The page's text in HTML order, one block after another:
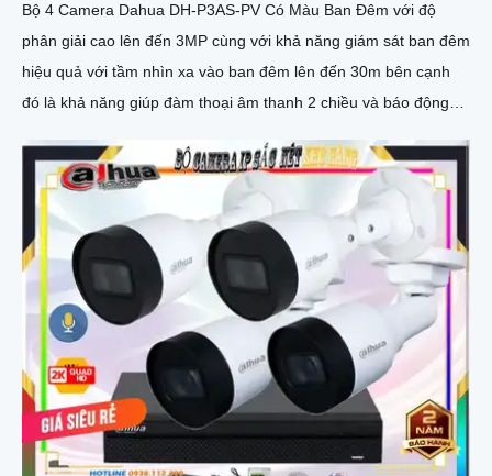
Bộ 4 Camera Dahua DH-P3AS-PV Có Màu Ban Đêm với độ
phân giải cao lên đến 3MP cùng với khả năng giám sát ban đêm
hiệu quả với tầm nhìn xa vào ban đêm lên đến 30m bên cạnh
đó là khả năng giúp đàm thoại âm thanh 2 chiều và báo động